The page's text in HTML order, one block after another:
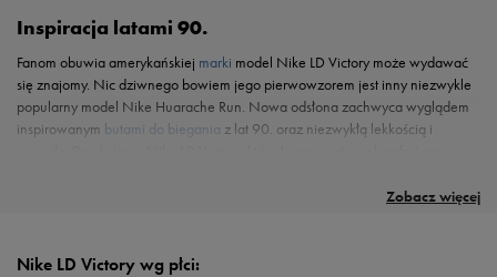
Zobacz więcej
Inspiracja latami 90.
Fanom obuwia amerykańskiej marki model Nike LD Victory może wydawać
się znajomy. Nic dziwnego bowiem jego pierwowzorem jest inny niezwykle
popularny model Nike Huarache Run. Nowa odsłona zachwyca wyglądem
inspirowanym butami do biegania z lat 90. oraz niezwykłą lekkością i
odpowiedzialna będzie podeszwa z pianki dopełniona gumowymi
Nike LD Victory wg płci: